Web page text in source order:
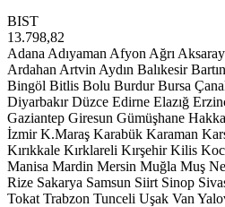
BIST
13.798,82
Adana Adıyaman Afyon Ağrı Aksaray
Ardahan Artvin Aydın Balıkesir Bartın
Bingöl Bitlis Bolu Burdur Bursa
Diyarbakır Düzce Edirne Elazığ
Gaziantep Giresun Gümüşhane
İzmir K.Maraş Karabük Karaman
Kırıkkale Kırklareli Kırşehir Kilis
Manisa Mardin Mersin Muğla Muş
Rize Sakarya Samsun Siirt Sinop
Tokat Trabzon Tunceli Uşak Van